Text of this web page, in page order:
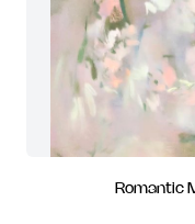
Romantic